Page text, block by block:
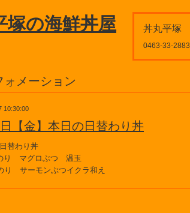
丼丸平塚
0463-33-2883
塚の海鮮丼屋
ォメーション
10:30:00
【金】本日の日替わり丼
替わり丼
り マグロぶつ 温玉
サーモンぶつイクラ和え